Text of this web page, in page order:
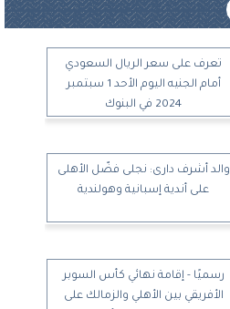
تعرف على سعر الريال السعودي
أمام الجنيه اليوم الأحد 1 سبتمبر
2024 في البنوك
والد أشرف دارى: نجلى فضّل الأهلى
على أندية إسبانية وهولندية
رسميًا - إقامة نهائي كأس السوبر
الأفريقي بين الأهلي والزمالك على